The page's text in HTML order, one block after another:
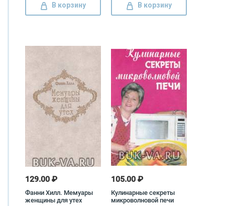
В корзину В корзину
129.00 ₽
Фанни Хилл. Мемуары
женщины для утех
105.00 ₽
Кулинарные секреты
микроволновой печи